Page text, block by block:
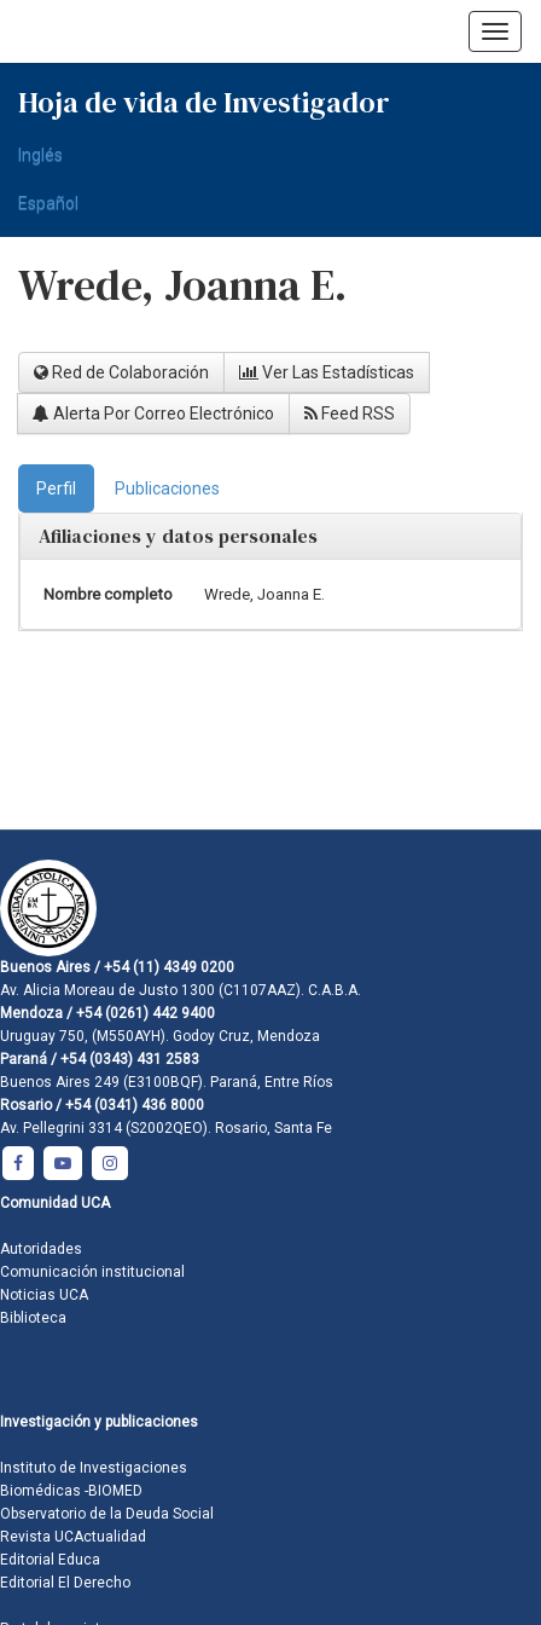
Hoja de vida de Investigador
Inglés
Español
Wrede, Joanna E.
Red de Colaboración Ver Las Estadísticas
Alerta Por Correo Electrónico Feed RSS
Perfil Publicaciones
Afiliaciones y datos personales
Nombre completo Wrede, Joanna E.
Buenos Aires / +54 (11) 4349 0200
Av. Alicia Moreau de Justo 1300 (C1107AAZ). C.A.B.A.
Mendoza / +54 (0261) 442 9400
Uruguay 750, (M550AYH). Godoy Cruz, Mendoza
Paraná / +54 (0343) 431 2583
Buenos Aires 249 (E3100BQF). Paraná, Entre Ríos
Rosario / +54 (0341) 436 8000
Av. Pellegrini 3314 (S2002QEO). Rosario, Santa Fe
Comunidad UCA
Autoridades
Comunicación institucional
Noticias UCA
Biblioteca
Investigación y publicaciones
Instituto de Investigaciones
Biomédicas -BIOMED
Observatorio de la Deuda Social
Revista UCActualidad
Editorial Educa
Editorial El Derecho